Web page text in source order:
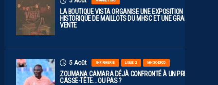
LA BOUTIQUE VISTA ORGANISE UNE EXPOSITION
HISTORIQUE DE MAILLOTS DU MHSC ET UNE GRANDE
VENTE
5 Août INFIRMERIE LIGUE 2 MHSC-DFCO
ZOUMANA CAMARA DÉJÀ CONFRONTÉ À UN PREMIER
CASSE-TÊTE… OU PAS ?